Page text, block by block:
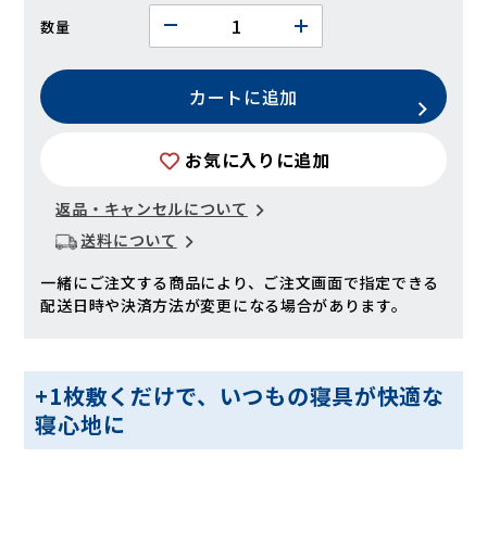
数量
カートに追加
お気に入りに追加
返品・キャンセルについて
送料について
一緒にご注文する商品により、ご注文画面で指定できる
配送日時や決済方法が変更になる場合があります。
+1枚敷くだけで、いつもの寝具が快適な
寝心地に